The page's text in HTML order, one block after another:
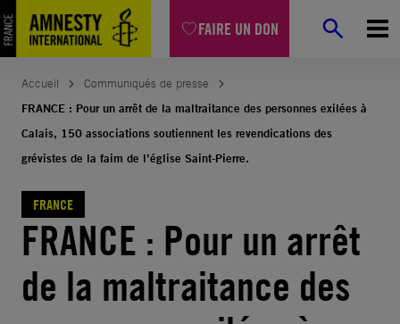
FAIRE UN DON
Aller
au
contenu
Accueil
Communiqués de presse
FRANCE : Pour un arrêt de la maltraitance des personnes exilées à
Calais, 150 associations soutiennent les revendications des
grévistes de la faim de l’église Saint-Pierre.
FRANCE
FRANCE : Pour un arrêt
de la maltraitance des